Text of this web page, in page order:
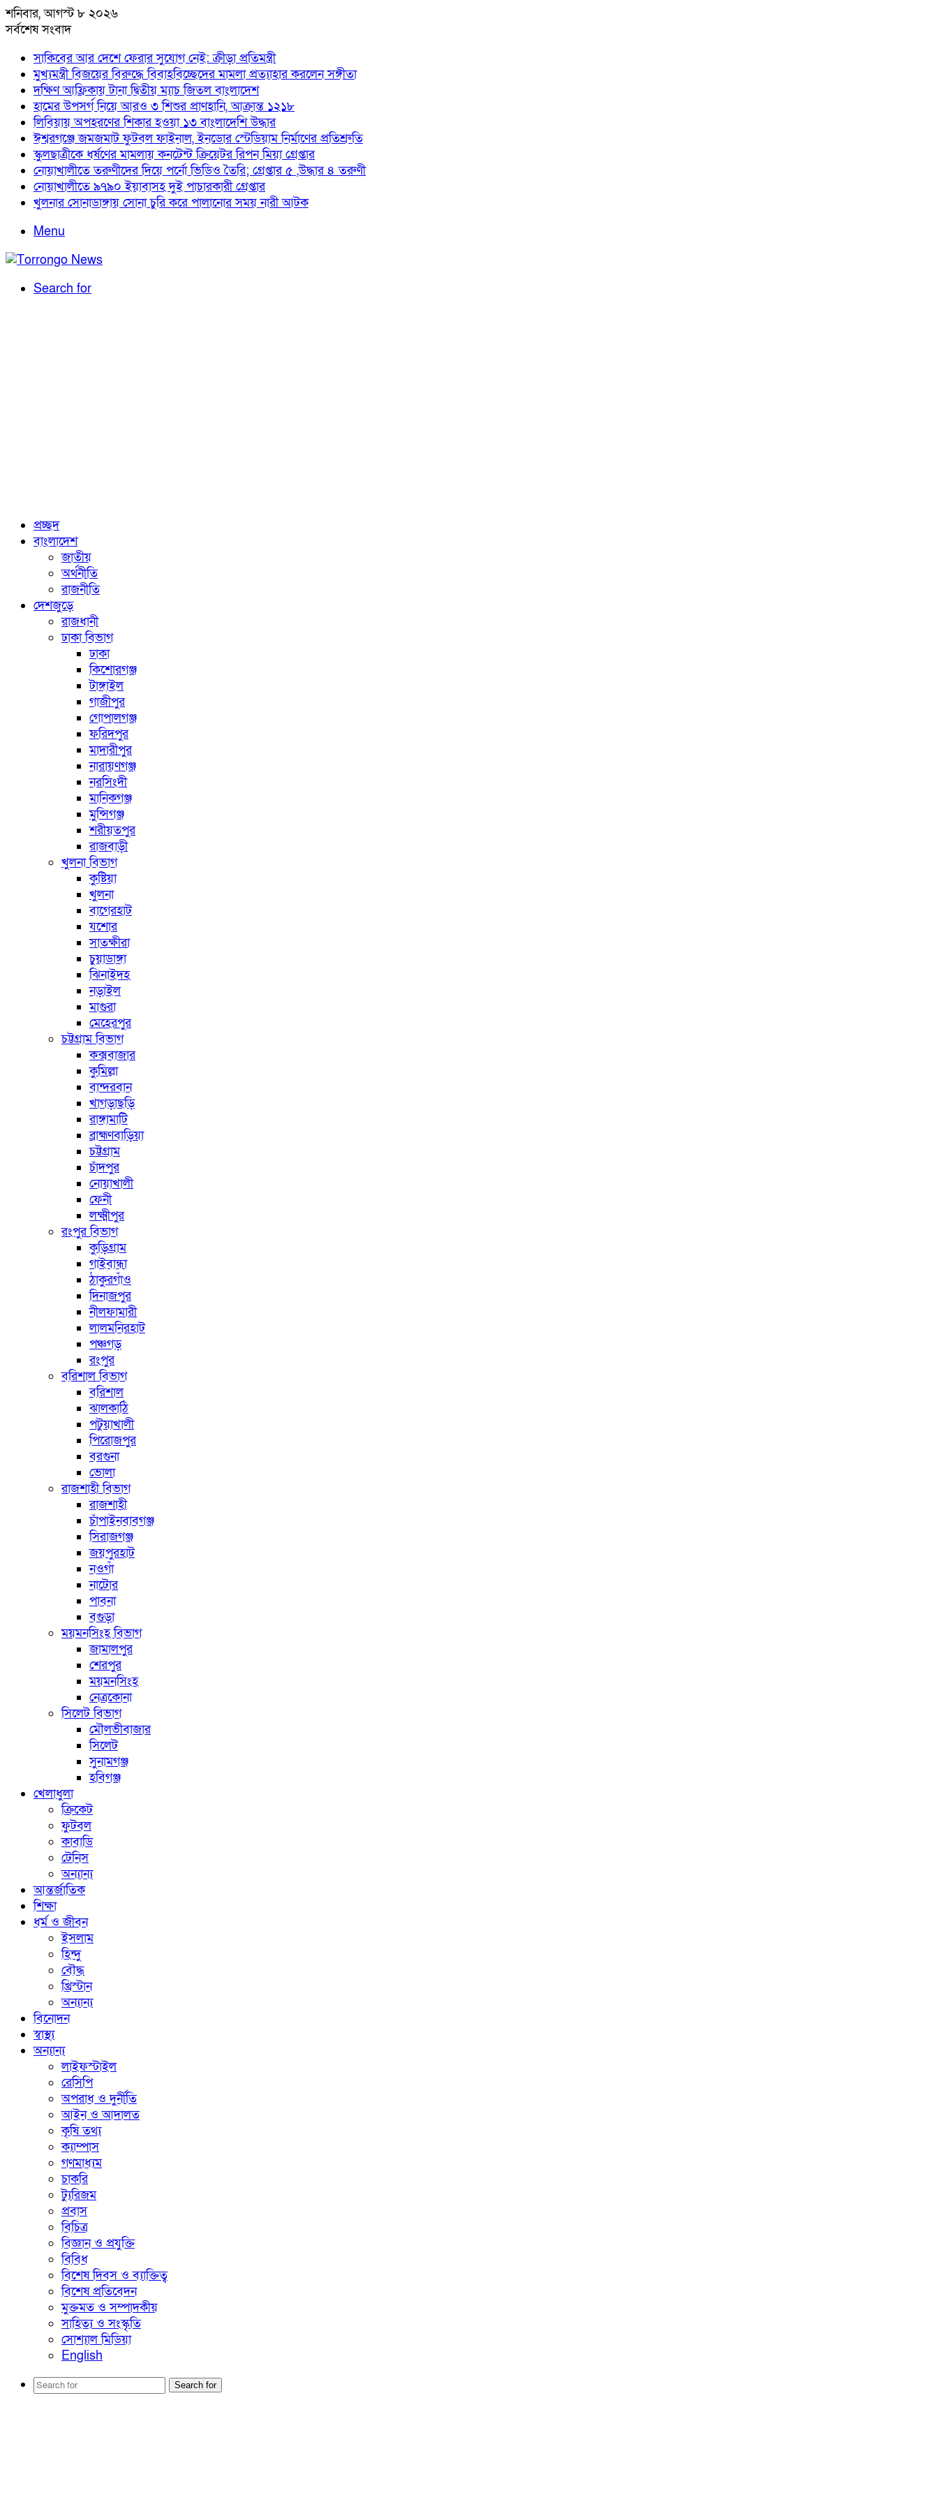
শনিবার, আগস্ট ৮ ২০২৬
সর্বশেষ সংবাদ
সাকিবের আর দেশে ফেরার সুযোগ নেই: ক্রীড়া প্রতিমন্ত্রী
মুখ্যমন্ত্রী বিজয়ের বিরুদ্ধে বিবাহবিচ্ছেদের মামলা প্রত্যাহার করলেন সঙ্গীতা
দক্ষিণ আফ্রিকায় টানা দ্বিতীয় ম্যাচ জিতল বাংলাদেশ
হামের উপসর্গ নিয়ে আরও ৩ শিশুর প্রাণহানি, আক্রান্ত ১২১৮
লিবিয়ায় অপহরণের শিকার হওয়া ১৩ বাংলাদেশি উদ্ধার
ঈশ্বরগঞ্জে জমজমাট ফুটবল ফাইনাল, ইনডোর স্টেডিয়াম নির্মাণের প্রতিশ্রুতি
স্কুলছাত্রীকে ধর্ষণের মামলায় কনটেন্ট ক্রিয়েটর রিপন মিয়া গ্রেপ্তার
নোয়াখালীতে তরুণীদের দিয়ে পর্নো ভিডিও তৈরি; গ্রেপ্তার ৫ ,উদ্ধার ৪ তরুণী
নোয়াখালীতে ৯৭৯০ ইয়াবাসহ দুই পাচারকারী গ্রেপ্তার
খুলনার সোনাডাঙ্গায় সোনা চুরি করে পালানোর সময় নারী আটক
Menu
Search for
প্রচ্ছদ
বাংলাদেশ
জাতীয়
অর্থনীতি
রাজনীতি
দেশজুড়ে
রাজধানী
ঢাকা বিভাগ
ঢাকা
কিশোরগঞ্জ
টাঙ্গাইল
গাজীপুর
গোপালগঞ্জ
ফরিদপুর
মাদারীপুর
নারায়ণগঞ্জ
নরসিংদী
মানিকগঞ্জ
মুন্সিগঞ্জ
শরীয়তপুর
রাজবাড়ী
খুলনা বিভাগ
কুষ্টিয়া
খুলনা
বাগেরহাট
যশোর
সাতক্ষীরা
চুয়াডাঙ্গা
ঝিনাইদহ
নড়াইল
মাগুরা
মেহেরপুর
চট্টগ্রাম বিভাগ
কক্সবাজার
কুমিল্লা
বান্দরবান
খাগড়াছড়ি
রাঙ্গামাটি
ব্রাহ্মণবাড়িয়া
চট্টগ্রাম
চাঁদপুর
নোয়াখালী
ফেনী
লক্ষ্মীপুর
রংপুর বিভাগ
কুড়িগ্রাম
গাইবান্ধা
ঠাকুরগাঁও
দিনাজপুর
নীলফামারী
লালমনিরহাট
পঞ্চগড়
রংপুর
বরিশাল বিভাগ
বরিশাল
ঝালকাঠি
পটুয়াখালী
পিরোজপুর
বরগুনা
ভোলা
রাজশাহী বিভাগ
রাজশাহী
চাঁপাইনবাবগঞ্জ
সিরাজগঞ্জ
জয়পুরহাট
নওগাঁ
নাটোর
পাবনা
বগুড়া
ময়মনসিংহ বিভাগ
জামালপুর
শেরপুর
ময়মনসিংহ
নেত্রকোনা
সিলেট বিভাগ
মৌলভীবাজার
সিলেট
সুনামগঞ্জ
হবিগঞ্জ
খেলাধুলা
ক্রিকেট
ফুটবল
কাবাডি
টেনিস
অন্যান্য
আন্তর্জাতিক
শিক্ষা
ধর্ম ও জীবন
ইসলাম
হিন্দু
বৌদ্ধ
খ্রিস্টান
অন্যান্য
বিনোদন
স্বাস্থ্য
অন্যান্য
লাইফস্টাইল
রেসিপি
অপরাধ ও দুর্নীতি
আইন ও আদালত
কৃষি তথ্য
ক্যাম্পাস
গণমাধ্যম
চাকরি
ট্যুরিজম
প্রবাস
বিচিত্র
বিজ্ঞান ও প্রযুক্তি
বিবিধ
বিশেষ দিবস ও ব্যাক্তিত্ব
বিশেষ প্রতিবেদন
মুক্তমত ও সম্পাদকীয়
সাহিত্য ও সংস্কৃতি
সোশ্যাল মিডিয়া
English
Search for